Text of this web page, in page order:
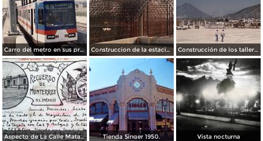
Carro del metro en sus primeras pruebas durante 1990 Construccion de la estacion cuauhtemoc Construcción de los talleres del metro
Aspecto de La Calle Matamoros ( Circulada el 8 de Abril de 1912 ). Tienda Singer 1950. Vista nocturna